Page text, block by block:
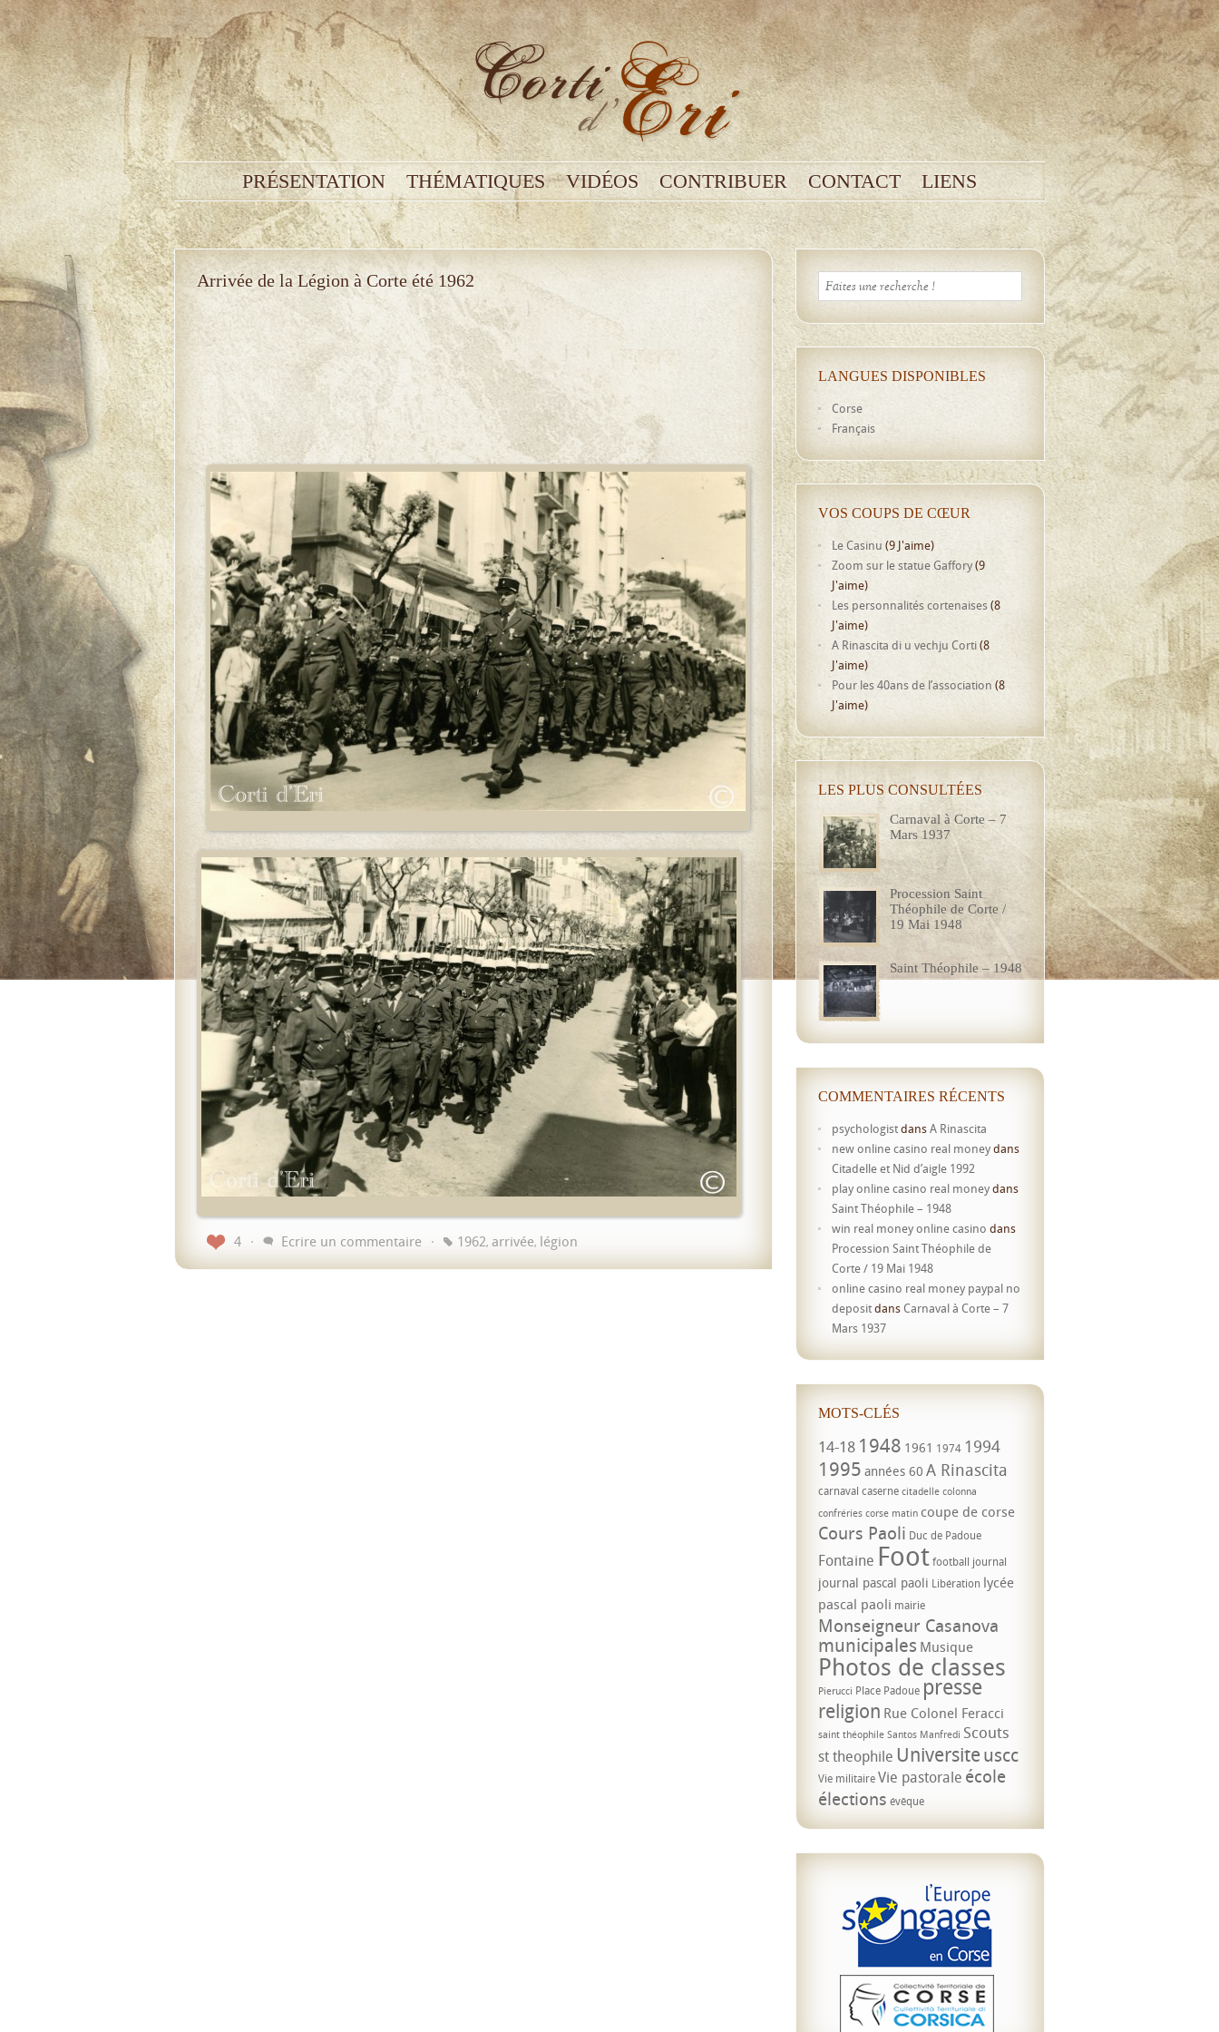
PRÉSENTATION THÉMATIQUES VIDÉOS CONTRIBUER CONTACT LIENS
Arrivée de la Légion à Corte été 1962
4 Ecrire un commentaire 1962, arrivée, légion
LANGUES DISPONIBLES
Corse
Français
VOS COUPS DE CŒUR
Le Casinu (9 J'aime)
Zoom sur le statue Gaffory(9
J'aime)
Les personnalités cortenaises(8
J'aime)
A Rinascita di u vechju Corti(8
J'aime)
Pour les 40ans de l’association (8
J'aime)
LES PLUS CONSULTÉES
Carnaval à Corte – 7
Mars 1937
Procession Saint
Théophile de Corte /
19 Mai 1948
Saint Théophile – 1948
COMMENTAIRES RÉCENTS
psychologistdansA Rinascita
new online casino real moneydans
Citadelle et Nid d’aigle 1992
play online casino real moneydans
Saint Théophile – 1948
win real money online casino dans
Procession Saint Théophile de
Corte / 19 Mai 1948
online casino real money paypal no
depositdansCarnaval à Corte – 7
Mars 1937
MOTS-CLÉS
14-18 1948 1961 1974 1994
1995 années 60 A Rinascita
carnaval caserne citadelle colonna
confréries corse matin coupe de corse
Cours Paoli Duc de Padoue
Fontaine Footfootball journal
journal pascal paoli Libération lycée
pascal paoli mairie
Monseigneur Casanova
municipales Musique
Photos de classes
Pierucci Place Padoue presse
religion Rue Colonel Feracci
saint théophile Santos Manfredi Scouts
st theophile Universiteuscc
Vie militaireVie pastorale école
élections évêque